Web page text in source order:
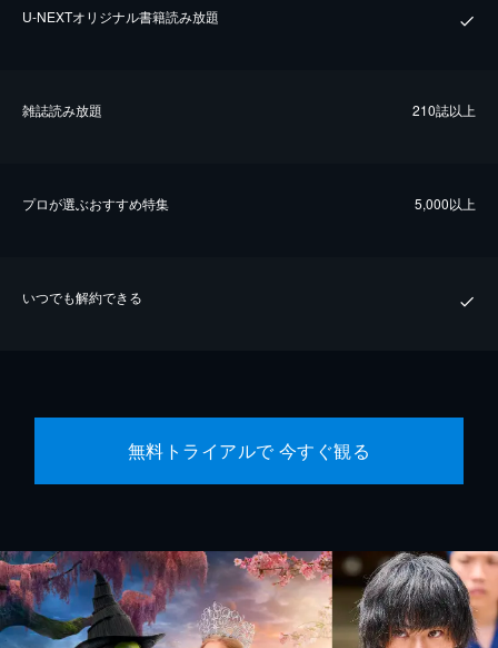
U-NEXTオリジナル書籍読み放題
雑誌読み放題 210誌以上
プロが選ぶおすすめ特集 5,000以上
いつでも解約できる
無料トライアルで 今すぐ観る